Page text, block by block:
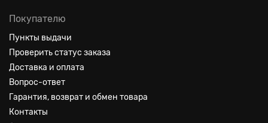
Покупателю
Пункты выдачи
Проверить статус заказа
Доставка и оплата
Вопрос-ответ
Гарантия, возврат и обмен товара
Контакты